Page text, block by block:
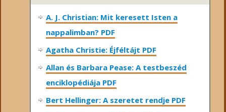
A. J. Christian: Mit keresett Isten a
nappalimban? PDF
Agatha Christie: Éjféltájt PDF
Allan és Barbara Pease: A testbeszéd
enciklopédiája PDF
Bert Hellinger: A ​szeretet rendje PDF